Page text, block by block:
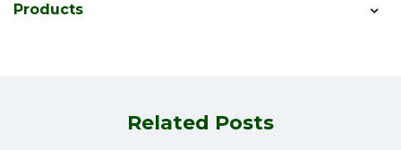
Products
Related Posts